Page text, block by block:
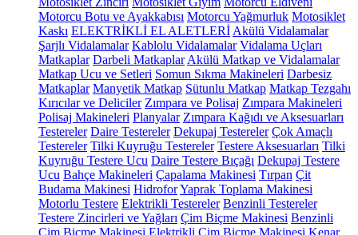
Motorcu Botu ve Ayakkabısı Motorcu Yağmurluk Motosiklet
Kaskı ELEKTRİKLİ EL ALETLERİ Akülü Vidalamalar
Şarjlı Vidalamalar Kablolu Vidalamalar Vidalama Uçları
Matkaplar Darbeli Matkaplar Akülü Matkap ve Vidalamalar
Matkap Ucu ve Setleri Somun Sıkma Makineleri Darbesiz
Matkaplar Manyetik Matkap Sütunlu Matkap Matkap Tezgahı
Kırıcılar ve Deliciler Zımpara ve Polisaj Zımpara Makineleri
Polisaj Makineleri Planyalar Zımpara Kağıdı ve Aksesuarları
Testereler Daire Testereler Dekupaj Testereler Çok Amaçlı
Testereler Tilki Kuyruğu Testereler Testere Aksesuarları Tilki
Kuyruğu Testere Ucu Daire Testere Bıçağı Dekupaj Testere
Ucu Bahçe Makineleri Çapalama Makinesi Tırpan Çit
Budama Makinesi HidroforYaprak Toplama Makinesi
Motorlu Testere Elektrikli Testereler Benzinli Testereler
Testere Zincirleri ve Yağları Çim Biçme Makinesi Benzinli
Çim Biçme Makinesi Elektrikli Çim Biçme Makinesi Kenar